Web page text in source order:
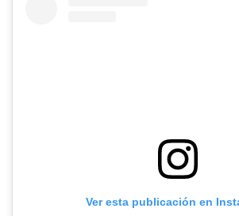
Ver esta publicación en